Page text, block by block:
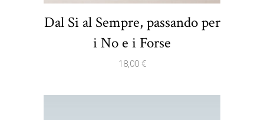
Dal Si al Sempre, passando per
i No e i Forse
18,00 €